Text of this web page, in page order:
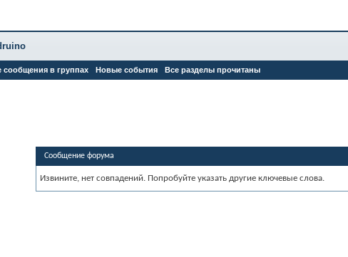
в группах Новые события Все разделы прочитаны
Сообщение форума
Извините, нет совпадений. Попробуйте указать другие ключевые слова.